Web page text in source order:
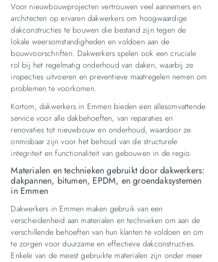
Voor nieuwbouwprojecten vertrouwen veel aannemers en
architecten op ervaren dakwerkers om hoogwaardige
dakconstructies te bouwen die bestand zijn tegen de
lokale weersomstandigheden en voldoen aan de
bouwvoorschriften. Dakwerkers spelen ook een cruciale
rol bij het regelmatig onderhoud van daken, waarbij ze
inspecties uitvoeren en preventieve maatregelen nemen om
problemen te voorkomen.
Kortom, dakwerkers in Emmen bieden een allesomvattende
service voor alle dakbehoeften, van reparaties en
renovaties tot nieuwbouw en onderhoud, waardoor ze
onmisbaar zijn voor het behoud van de structurele
integriteit en functionaliteit van gebouwen in de regio.
Materialen en technieken gebruikt door dakwerkers:
dakpannen, bitumen, EPDM, en groendaksystemen
in Emmen
Dakwerkers in Emmen maken gebruik van een
verscheidenheid aan materialen en technieken om aan de
verschillende behoeften van hun klanten te voldoen en om
te zorgen voor duurzame en effectieve dakconstructies.
Enkele van de meest gebruikte materialen zijn onder meer